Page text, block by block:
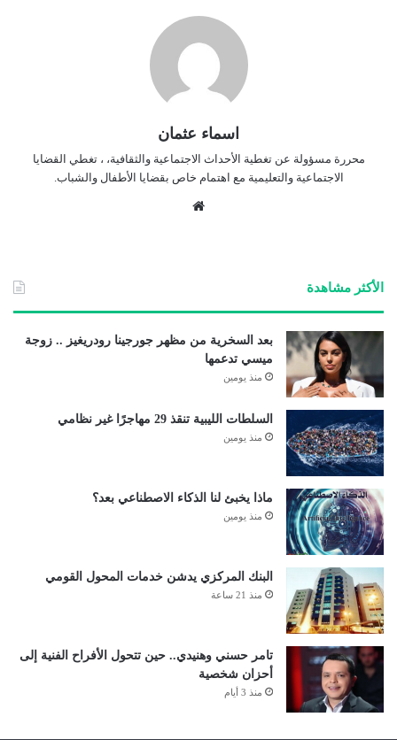
اسماء عثمان
محررة مسؤولة عن تغطية الأحداث الاجتماعية والثقافية، ، تغطي القضايا
الاجتماعية والتعليمية مع اهتمام خاص بقضايا الأطفال والشباب.
الأكثر مشاهدة
بعد السخرية من مظهر جورجينا رودريغيز .. زوجة
ميسي تدعمها
منذ يومين
السلطات الليبية تنقذ 29 مهاجرًا غير نظامي
منذ يومين
ماذا يخبئ لنا الذكاء الاصطناعي بعد؟
منذ يومين
البنك المركزي يدشن خدمات المحول القومي
منذ 21 ساعة
تامر حسني وهنيدي.. حين تتحول الأفراح الفنية إلى
أحزان شخصية
منذ 3 أيام